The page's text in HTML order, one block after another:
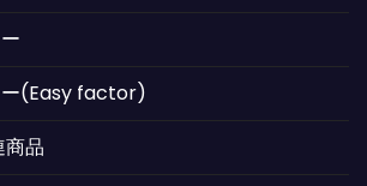
ー(Easy factor)
商品